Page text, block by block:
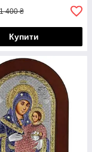
1 400 ₴
Купити